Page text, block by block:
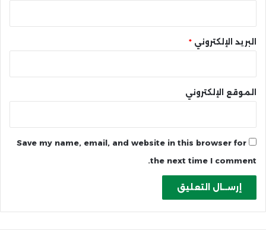
البريد الإلكتروني *
الموقع الإلكتروني
Save my name, email, and website in this browser for
the next time I comment.